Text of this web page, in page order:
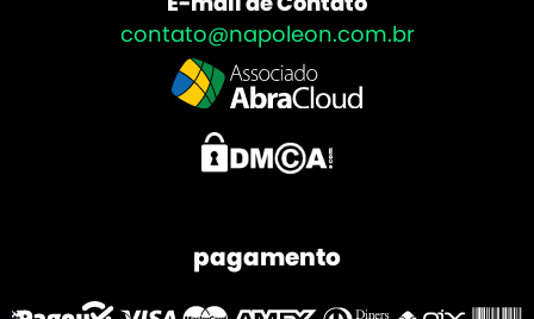
contato@napoleon.com.br
pagamento